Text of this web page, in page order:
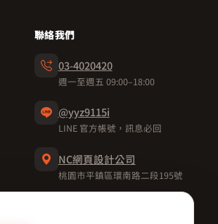
聯絡我們
03-4020420
週一至週五 09:00–18:00
@yyz9115i
LINE 官方帳號，訊息必回
NC網頁設計公司
桃園市平鎮區環南路二段195號